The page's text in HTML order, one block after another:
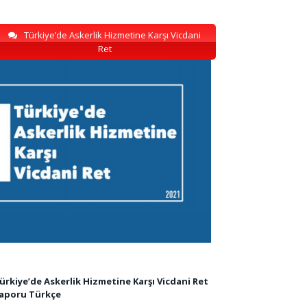
Türkiye’de Askerlik Hizmetine Karşı Vicdani
Ret
Askerlik Hizmetine Karşı Vicdani Ret
Türkçe